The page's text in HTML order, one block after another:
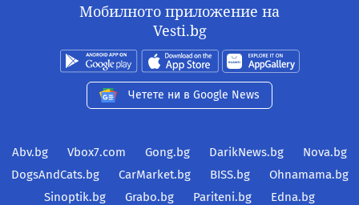
Мобилното приложение на
Vesti.bg
Четете ни в Google News
Abv.bg Vbox7.com Gong.bg DarikNews.bg
Nova.bg
DogsAndCats.bg
CarMarket.bg BISS.bg
Ohnamama.bg
Sinoptik.bg
Grabo.bg Pariteni.bg
Edna.bg